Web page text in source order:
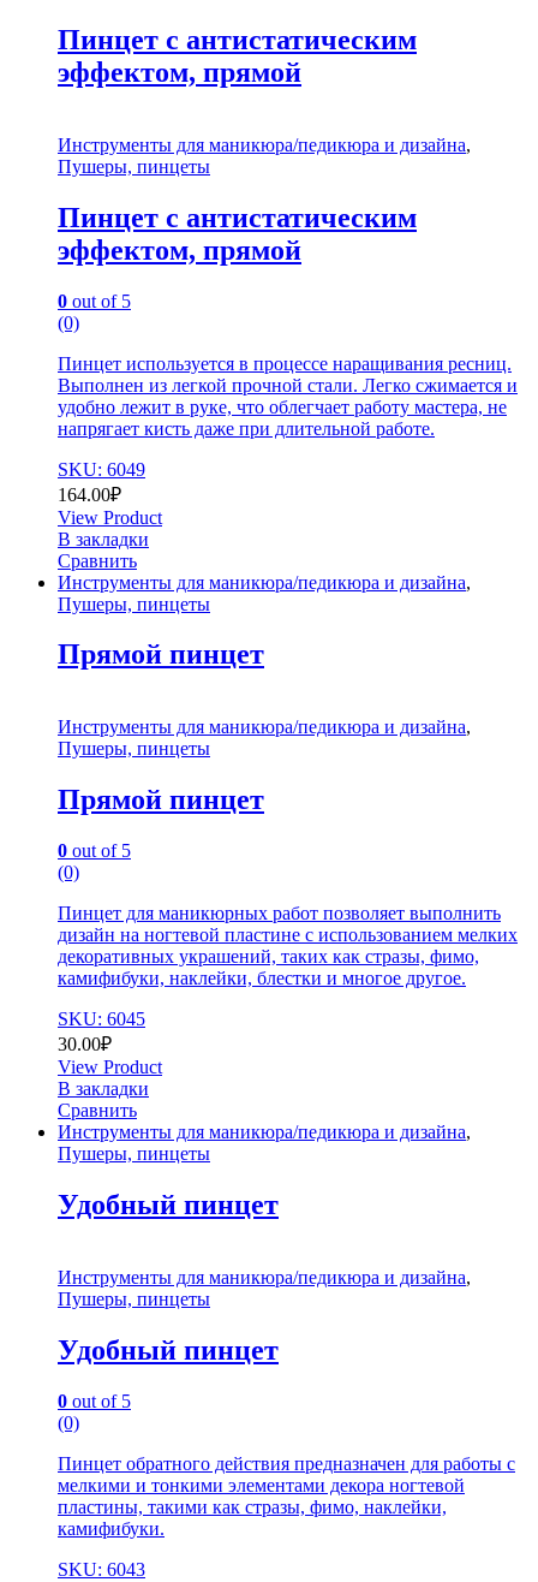
Пинцет с антистатическим
эффектом, прямой
Инструменты для маникюра/педикюра и дизайна,
Пушеры, пинцеты
Пинцет с антистатическим
эффектом, прямой
0 out of 5
(0)
Пинцет используется в процессе наращивания ресниц.
Выполнен из легкой прочной стали. Легко сжимается и
удобно лежит в руке, что облегчает работу мастера, не
напрягает кисть даже при длительной работе.
SKU: 6049
164.00₽
View Product
В закладки
Сравнить
Инструменты для маникюра/педикюра и дизайна,
Пушеры, пинцеты
Прямой пинцет
Инструменты для маникюра/педикюра и дизайна,
Пушеры, пинцеты
Прямой пинцет
0 out of 5
(0)
Пинцет для маникюрных работ позволяет выполнить
дизайн на ногтевой пластине с использованием мелких
декоративных украшений, таких как стразы, фимо,
камифибуки, наклейки, блестки и многое другое.
SKU: 6045
30.00₽
View Product
В закладки
Сравнить
Инструменты для маникюра/педикюра и дизайна,
Пушеры, пинцеты
Удобный пинцет
Инструменты для маникюра/педикюра и дизайна,
Пушеры, пинцеты
Удобный пинцет
0 out of 5
(0)
Пинцет обратного действия предназначен для работы с
мелкими и тонкими элементами декора ногтевой
пластины, такими как стразы, фимо, наклейки,
камифибуки.
SKU: 6043